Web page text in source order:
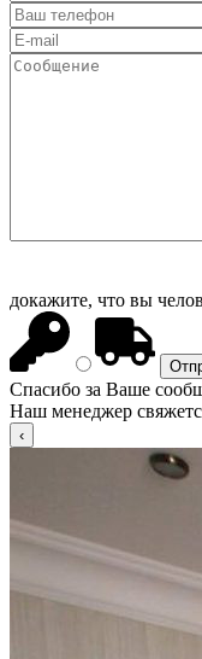
докажите, что вы
Спасибо за Ваше
Наш менеджер